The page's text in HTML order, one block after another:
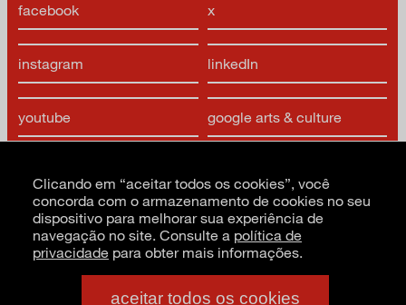
facebook x
instagram linkedIn
youtube google arts & culture
CNPJ: 62.520.218/0001-24
Razão social: Museu de Arte Moderna de São Paulo
Clicando em “aceitar todos os cookies”, você
concorda com o armazenamento de cookies no seu
dispositivo para melhorar sua experiência de
navegação no site. Consulte a política de
privacidade para obter mais informações.
aceitar todos os cookies